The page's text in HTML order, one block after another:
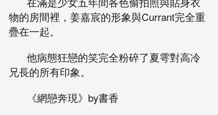
物的房間裡，姜嘉宸的形象與Currant完全重
疊在一起。
他病態狂戀的笑完全粉碎了夏雩對高冷
兄長的所有印象。
《網戀奔現》by書香